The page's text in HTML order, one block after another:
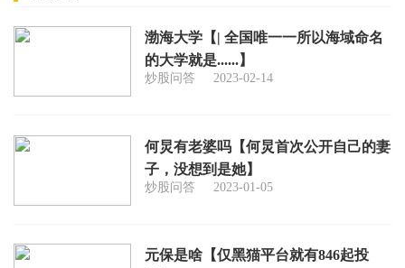
渤海大学【| 全国唯一一所以海域命名
的大学就是......】
炒股问答 2023-02-14
何炅有老婆吗【何炅首次公开自己的妻
子，没想到是她】
炒股问答 2023-01-05
元保是啥【仅黑猫平台就有846起投